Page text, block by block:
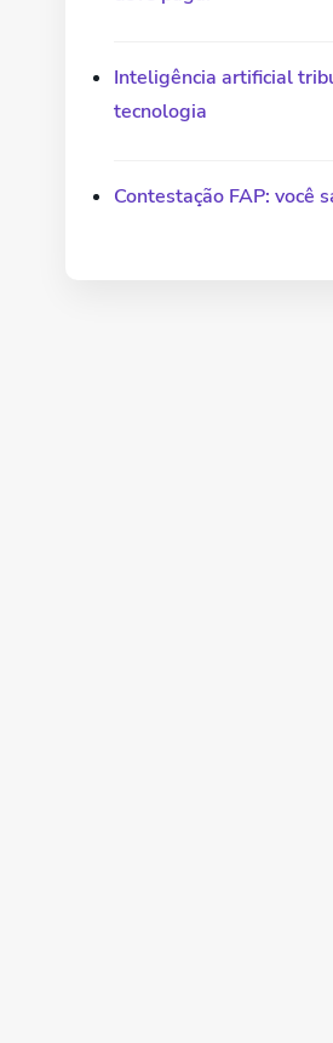
Inteligência artificial
tecnologia
Contestação FAP: você